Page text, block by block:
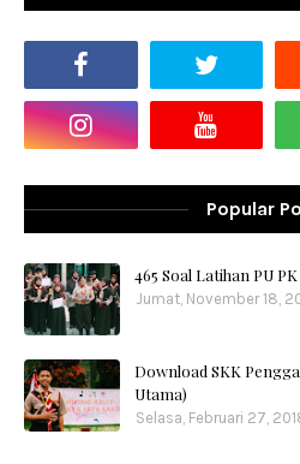
Popular
465 Soal Latihan PU PK
Jumat, November 18,
Download SKK
Utama)
Selasa, Februari 27,